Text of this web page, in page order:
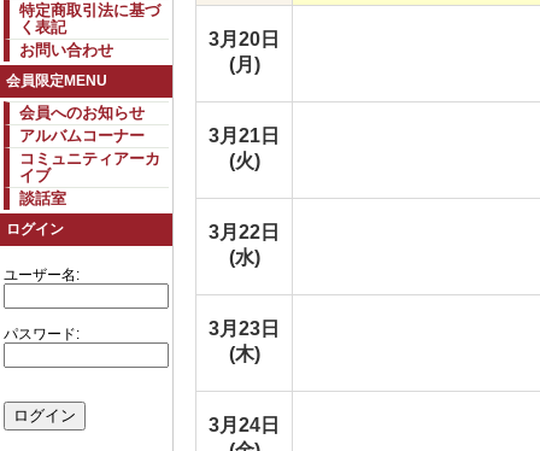
特定商取引法に基づ
く表記
お問い合わせ
会員限定MENU
会員へのお知らせ
アルバムコーナー
コミュニティアーカ
イブ
談話室
ログイン
ユーザー名:
パスワード:
3月20日
(月)
3月21日
(火)
3月22日
(水)
3月23日
(木)
3月24日